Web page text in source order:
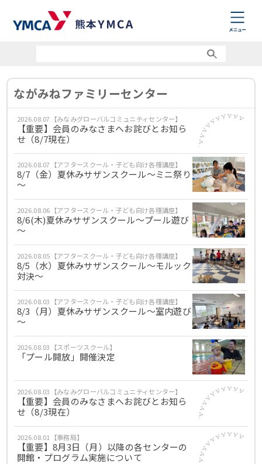
ながみねファミリーセンター
2026.08.07【みなみグローバルコミュニティセンター】
【重要】会員のみなさまへお詫びとお知ら
せ（8/7現在）
2026.08.07【アフタースクール・子ども向け各種講座】
8/7（金）夏休みサザンスクール～ミニ祭り
～
2026.08.06【アフタースクール・子ども向け各種講座】
8/6(木)夏休みサザンスクール～プール遊び
～
2026.08.05【アフタースクール・子ども向け各種講座】
8/5（水）夏休みサザンスクール～モルック
対決～
2026.08.03【アフタースクール・子ども向け各種講座】
8/3（月）夏休みサザンスクール～室内遊び
～
2026.08.03【スポーツスクール】
「プール開放」開催決定
2026.08.03【みなみグローバルコミュニティセンター】
【重要】会員のみなさまへお詫びとお知ら
せ（8/3現在）
2026.08.01【事務局】
【重要】8月3日（月）以降の各センターの
開館・プログラム実施について